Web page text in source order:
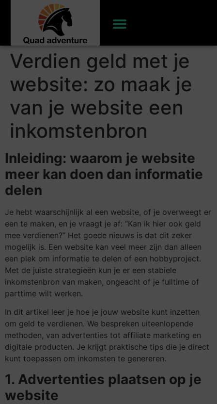
Verdien geld met je
website: zo maak je
van je website een
inkomstenbron
Inleiding: waarom je website
meer kan doen dan informatie
delen
Je hebt waarschijnlijk al een website, of je overweegt er
een te maken, en je vraagt je af: “Kan ik hier ook geld
mee verdienen?” Het goede nieuws is dat dit zeker
mogelijk is. Een website kan veel meer zijn dan alleen
een plek om informatie te delen of een hobbyproject.
Met de juiste strategieën kun je er een stabiele
inkomstenbron van maken, ongeacht of je fulltime of
parttime wilt werken.
In dit artikel leer je hoe je jouw website kunt inzetten
om geld te verdienen. We bespreken uiteenlopende
methoden, van advertenties tot affiliate marketing en
digitale producten. Je krijgt praktische tips die je direct
kunt toepassen om inkomsten te genereren.
1. Advertenties plaatsen op je
website